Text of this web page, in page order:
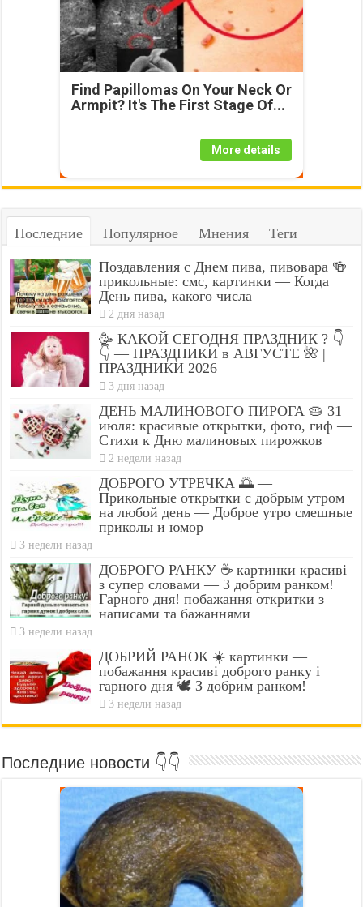
Find Papillomas On Your Neck Or
Armpit? It's The First Stage Of...
More details
Последние Популярное Мнения Теги
Поздавления с Днем пива, пивовара 🍻
прикольные: смс, картинки — Когда
День пива, какого числа
2 дня назад
🥳 КАКОЙ СЕГОДНЯ ПРАЗДНИК ? 👇
👇 — ПРАЗДНИКИ в АВГУСТЕ 🌺 |
ПРАЗДНИКИ 2026
3 дня назад
ДЕНЬ МАЛИНОВОГО ПИРОГА 🥧 31
июля: красивые открытки, фото, гиф —
Стихи к Дню малиновых пирожков
2 недели назад
ДОБРОГО УТРЕЧКА 🌅 —
Прикольные открытки с добрым утром
на любой день — Доброе утро смешные
приколы и юмор
3 недели назад
ДОБРОГО РАНКУ ☕ картинки красиві
з супер словами — З добрим ранком!
Гарного дня! побажання откритки з
написами та бажаннями
3 недели назад
ДОБРИЙ РАНОК ☀️ картинки —
побажання красиві доброго ранку і
гарного дня 🕊️ З добрим ранком!
3 недели назад
Последние новости 👇👇